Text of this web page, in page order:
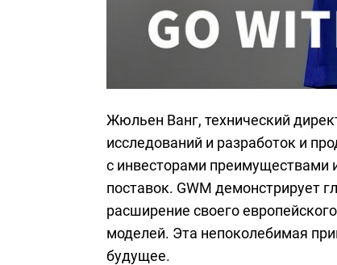
Жюльен Ванг, технический
исследований и разработок и
с инвесторами преимуществами
поставок. GWM демонстрирует
расширение своего
моделей. Эта непоколебимая
будущее.